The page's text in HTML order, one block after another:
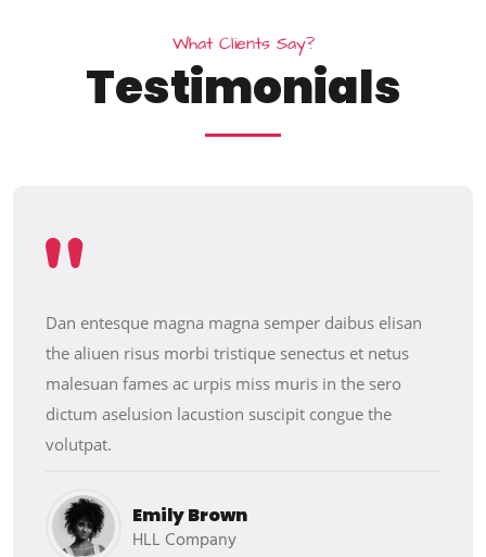
What Clients Say?
Testimonials
Dan entesque magna magna semper daibus elisan
the aliuen risus morbi tristique senectus et netus
malesuan fames ac urpis miss muris in the sero
dictum aselusion lacustion suscipit congue the
volutpat.
Emily Brown
HLL Company